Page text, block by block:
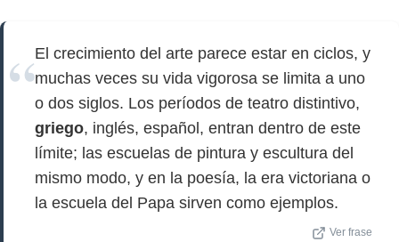
El crecimiento del arte parece estar en ciclos, y
muchas veces su vida vigorosa se limita a uno
o dos siglos. Los períodos de teatro distintivo,
griego, inglés, español, entran dentro de este
límite; las escuelas de pintura y escultura del
mismo modo, y en la poesía, la era victoriana o
la escuela del Papa sirven como ejemplos.
Ver frase